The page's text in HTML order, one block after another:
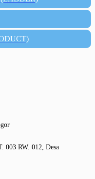
003 RW. 012, Desa